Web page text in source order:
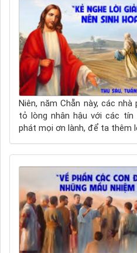
Niên, năm Chẵn này, các
tỏ lòng nhân hậu với các tín
phát mọi ơn lành, để ta thêm